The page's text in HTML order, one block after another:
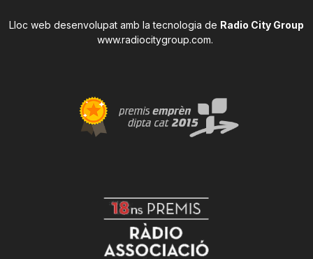
Lloc web desenvolupat amb la tecnologia de Radio City Group
www.radiocitygroup.com.